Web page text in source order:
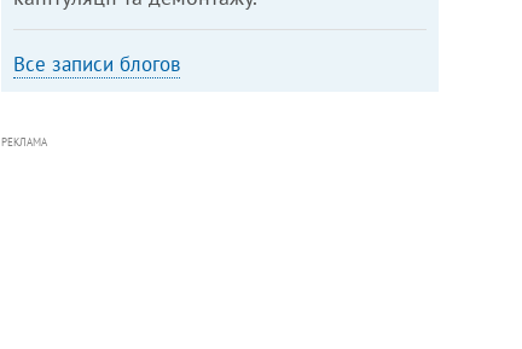
Все записи блогов
РЕКЛАМА